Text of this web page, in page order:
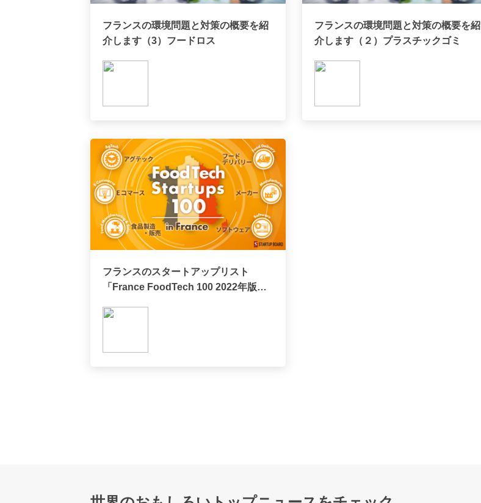
フランスの環境問題と対策の概要を紹
介します（3）フードロス
フランスの環境問題と対策の概要を紹
介します（２）プラスチックゴミ
フランスのスタートアップリスト
「France FoodTech 100 2022年版」